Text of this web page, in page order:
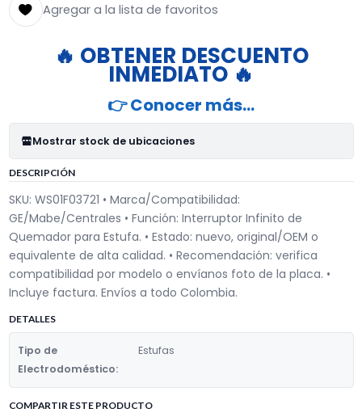
Agregar a la lista de favoritos
🔥 OBTENER DESCUENTO
INMEDIATO 🔥
👉 Conocer más…
Mostrar stock de ubicaciones
DESCRIPCIÓN
SKU: WS01F03721 • Marca/Compatibilidad:
GE/Mabe/Centrales • Función: Interruptor Infinito de
Quemador para Estufa. • Estado: nuevo, original/OEM o
equivalente de alta calidad. • Recomendación: verifica
compatibilidad por modelo o envíanos foto de la placa. •
Incluye factura. Envíos a todo Colombia.
DETALLES
Tipo de
Electrodoméstico:
Estufas
COMPARTIR ESTE PRODUCTO